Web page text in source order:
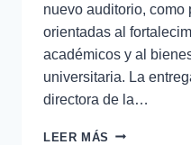
nuevo auditorio, como
orientadas al
académicos y al
universitaria. La
directora de la…
LEER MÁS